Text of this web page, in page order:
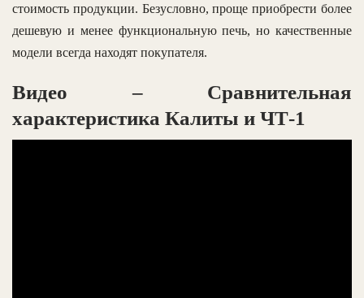
стоимость продукции. Безусловно, проще приобрести более
дешевую и менее функциональную печь, но качественные
модели всегда находят покупателя.
Видео – Сравнительная
характеристика Калиты и ЧТ-1